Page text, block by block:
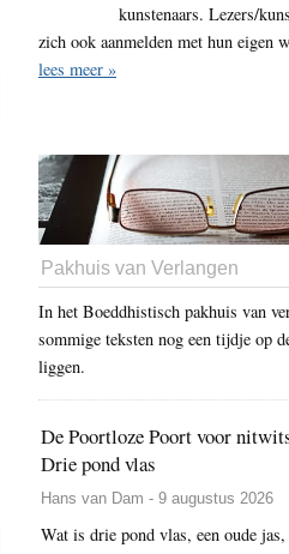
kunstenaars. Lezers/
zich ook aanmelden met hun eigen
lees meer »
Pakhuis van Verlangen
In het Boeddhistisch pakhuis van
sommige teksten nog een tijdje op
liggen.
De Poortloze Poort voor
Drie pond vlas
Hans van Dam - 9 augustus 2026
Wat is drie pond vlas, een oude jas,